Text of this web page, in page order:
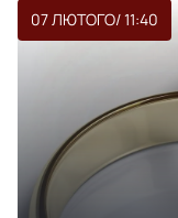
07 ЛЮТОГО/ 11:40